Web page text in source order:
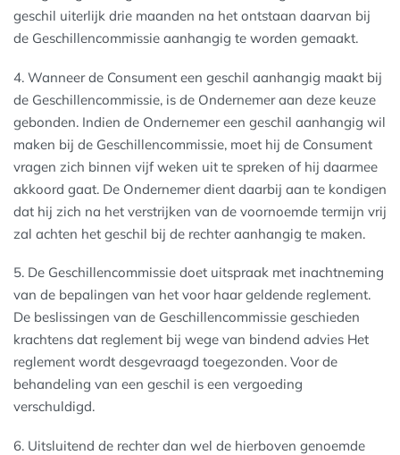
geschil uiterlijk drie maanden na het ontstaan daarvan bij
de Geschillencommissie aanhangig te worden gemaakt.
4. Wanneer de Consument een geschil aanhangig maakt bij
de Geschillencommissie, is de Ondernemer aan deze keuze
gebonden. Indien de Ondernemer een geschil aanhangig wil
maken bij de Geschillencommissie, moet hij de Consument
vragen zich binnen vijf weken uit te spreken of hij daarmee
akkoord gaat. De Ondernemer dient daarbij aan te kondigen
dat hij zich na het verstrijken van de voornoemde termijn vrij
zal achten het geschil bij de rechter aanhangig te maken.
5. De Geschillencommissie doet uitspraak met inachtneming
van de bepalingen van het voor haar geldende reglement.
De beslissingen van de Geschillencommissie geschieden
krachtens dat reglement bij wege van bindend advies Het
reglement wordt desgevraagd toegezonden. Voor de
behandeling van een geschil is een vergoeding
verschuldigd.
6. Uitsluitend de rechter dan wel de hierboven genoemde